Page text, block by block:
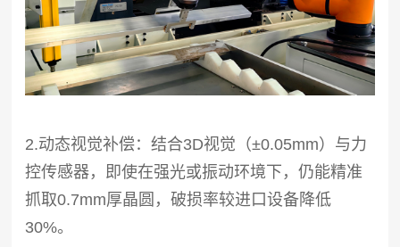
2.动态视觉补偿：结合3D视觉（±0.05mm）与力
控传感器，即使在强光或振动环境下，仍能精准
抓取0.7mm厚晶圆，破损率较进口设备降低
30%。